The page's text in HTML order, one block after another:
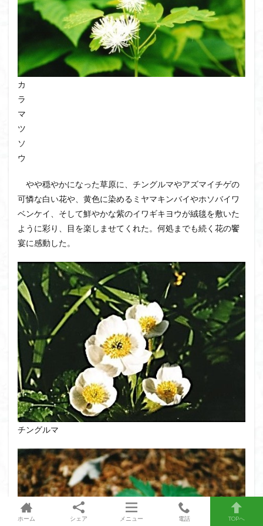
カ
ラ
マ
ツ
ソ
ウ
やや穏やかになった草原に、チングルマやアズマイチゲの
可憐な白い花や、黄色に染めるミヤマキンバイやホソバイワ
ベンケイ、そして鮮やかな紫のイワギキヨウが絨毯を敷いた
ように彩り、目を楽しませてくれた。何処までも続く花の饗
宴に感動した。
チングルマ
ホーム シェア メニュー 電話 TOPへ